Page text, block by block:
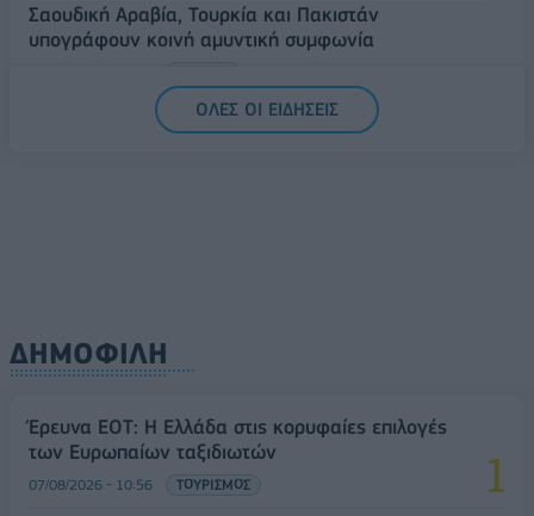
Σαουδική Αραβία, Τουρκία και Πακιστάν
υπογράφουν κοινή αμυντική συμφωνία
ΟΛΕΣ ΟΙ ΕΙΔΗΣΕΙΣ
ΔΗΜΟΦΙΛΗ
Έρευνα ΕΟΤ: Η Ελλάδα στις κορυφαίες επιλογές
των Ευρωπαίων ταξιδιωτών
07/08/2026 - 10:56 ΤΟΥΡΙΣΜΟΣ